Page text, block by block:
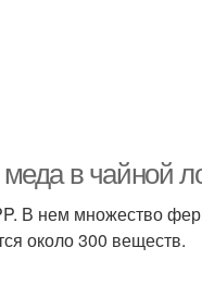
в чайной
В нем множество
около 300 веществ.